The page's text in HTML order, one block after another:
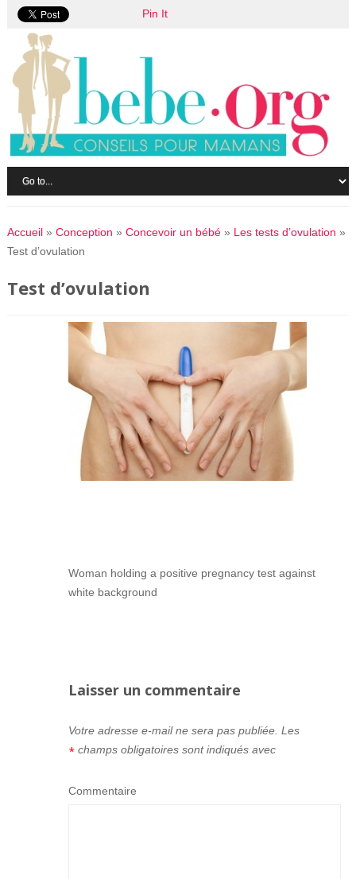
Accueil» Conception » Concevoir un bébé» Les tests d’ovulation »
Test d’ovulation
Test d’ovulation
Woman holding a positive pregnancy test against
white background
Laisser un commentaire
Votre adresse e-mail ne sera pas publiée. Les
champs obligatoires sont indiqués avec
*
Commentaire
Pin It